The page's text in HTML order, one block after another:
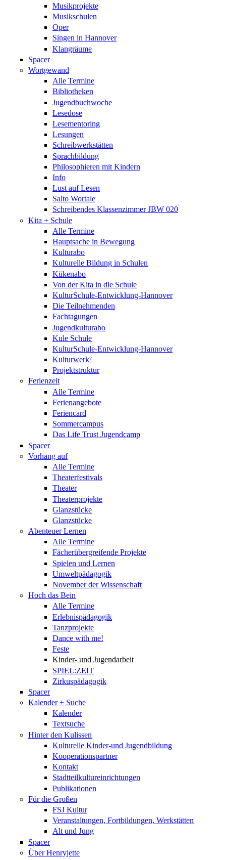
Musikprojekte
Musikschulen
Oper
Singen in Hannover
Klangräume
Spacer
Wortgewand
Alle Termine
Bibliotheken
Jugendbuchwoche
Lesedose
Lesementoring
Lesungen
Schreibwerkstätten
Sprachbildung
Philosophieren mit Kindern
Info
Lust auf Lesen
Salto Wortale
Schreibendes Klassenzimmer JBW 020
Kita + Schule
Alle Termine
Hauptsache in Bewegung
Kulturabo
Kulturelle Bildung in Schulen
Kükenabo
Von der Kita in die Schule
KulturSchule-Entwicklung-Hannover
Die Teilnehmenden
Fachtagungen
Jugendkulturabo
Kule Schule
KulturSchule-Entwicklung-Hannover
Kulturwerk²
Projektstruktur
Ferienzeit
Alle Termine
Ferienangebote
Feriencard
Sommercampus
Das Life Trust Jugendcamp
Spacer
Vorhang auf
Alle Termine
Theaterfestivals
Theater
Theaterprojekte
Glanzstücke
Glanzstücke
Abenteuer Lernen
Alle Termine
Fächerübergreifende Projekte
Spielen und Lernen
Umweltpädagogik
November der Wissenschaft
Hoch das Bein
Alle Termine
Erlebnispädagogik
Tanzprojekte
Dance with me!
Feste
Kinder- und Jugendarbeit
SPIEL:ZEIT
Zirkuspädagogik
Spacer
Kalender + Suche
Kalender
Textsuche
Hinter den Kulissen
Kulturelle Kinder-und Jugendbildung
Kooperationspartner
Kontakt
Stadtteilkultureinrichtungen
Publikationen
Für die Großen
FSJ Kultur
Veranstaltungen, Fortbildungen, Werkstätten
Alt und Jung
Spacer
Über Henryjette